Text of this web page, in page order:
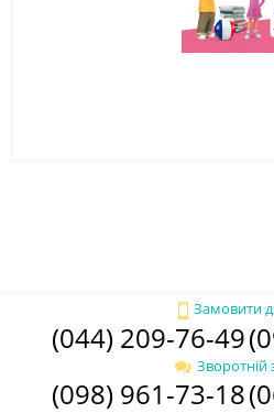
Замовити
(044) 209-76-49
Зворотній
(098) 961-73-18